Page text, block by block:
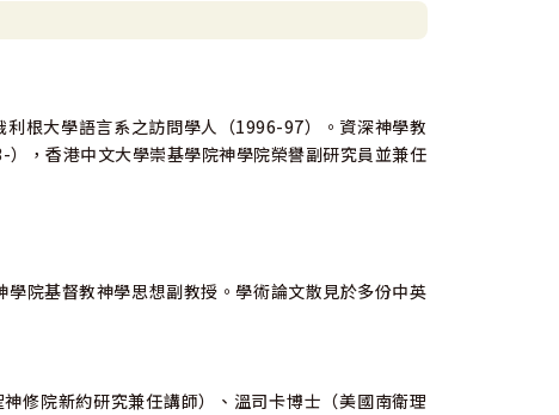
根大學語言系之訪問學人（1996-97）。資深神學教
，香港中文大學崇基學院神學院榮譽副研究員並兼任
院基督教神學思想副教授。學術論文散見於多份中英
修院新約研究兼任講師）、溫司卡博士（美國南衛理